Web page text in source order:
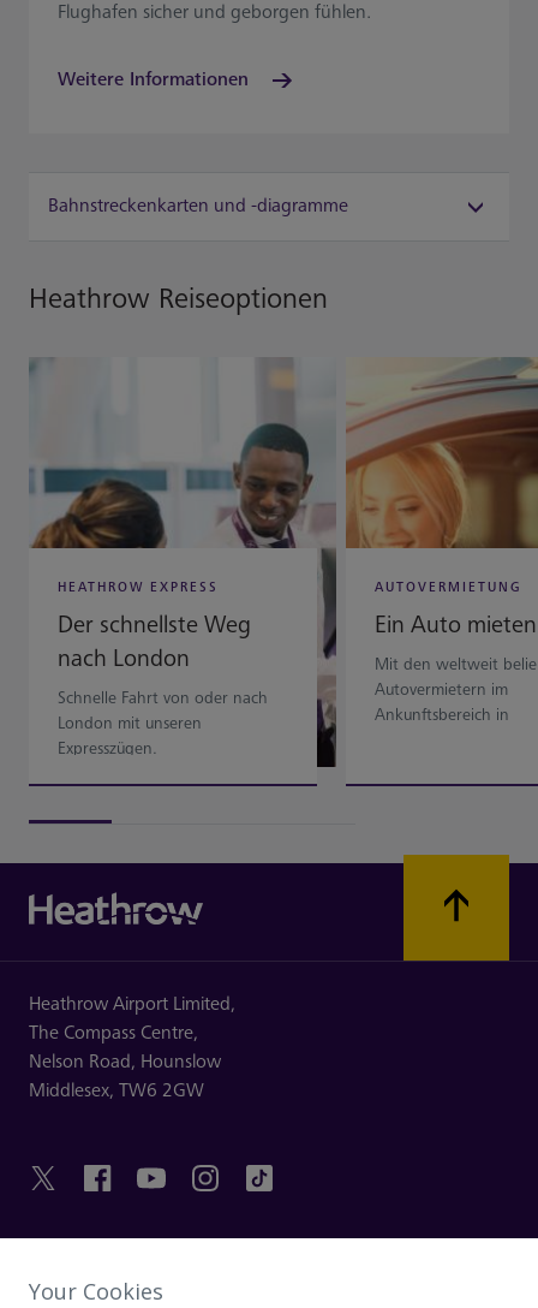
Flughafen sicher und geborgen fühlen.
Weitere Informationen
Bahnstreckenkarten und -diagramme
Heathrow Reiseoptionen
HEATHROW EXPRESS
Der schnellste Weg
nach London
Schnelle Fahrt von oder nach
London mit unseren
Expresszügen.
AUTOVERMIETUNG
Ein Auto mieten
Mit den weltweit
Autovermietern im
Ankunftsbereich in
Heathrow Airport Limited,
The Compass Centre,
Nelson Road, Hounslow
Middlesex, TW6 2GW
Your Cookies